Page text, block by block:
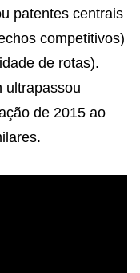
patentes centrais
competitivos)
de rotas).
ultrapassou
de 2015 ao